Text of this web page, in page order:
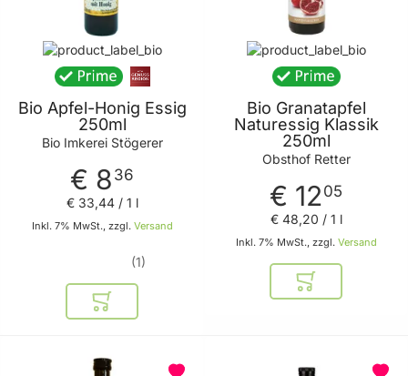
Bio Apfel-Honig Essig
250ml
Bio Imkerei Stögerer
€ 8 36
Inkl. 7% MwSt., zzgl. Versand
€ 33,44/ 1 l
1
In den Warenkorb
Bio Granatapfel
Naturessig Klassik
250ml
Obsthof Retter
€ 1205
Inkl. 7% MwSt., zzgl. Versand
€ 48,20 / 1 l
In den